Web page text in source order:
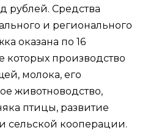
рублей. Средства
и регионального
оказана по 16
которых производство
молока, его
животноводство,
птицы, развитие
сельской кооперации.